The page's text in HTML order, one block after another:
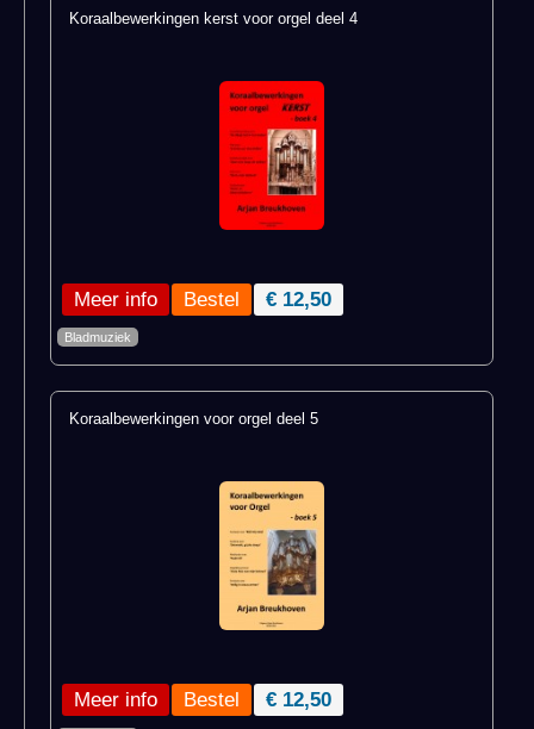
Koraalbewerkingen kerst voor orgel deel 4
Meer info € 12,50
Bladmuziek
Koraalbewerkingen voor orgel deel 5
Meer info € 12,50